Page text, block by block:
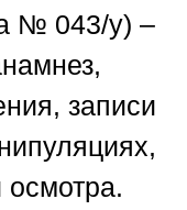
№ 043/у) –
записи
осмотра.